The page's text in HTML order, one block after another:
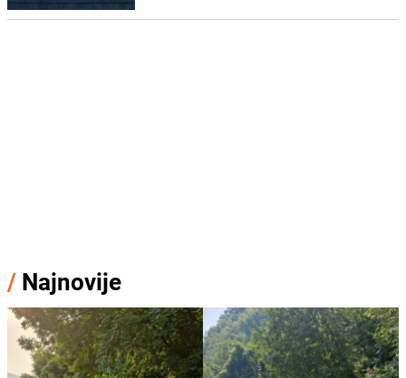
/ Najnovije